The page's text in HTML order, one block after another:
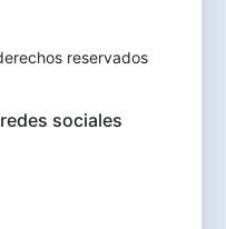
reservados
sociales